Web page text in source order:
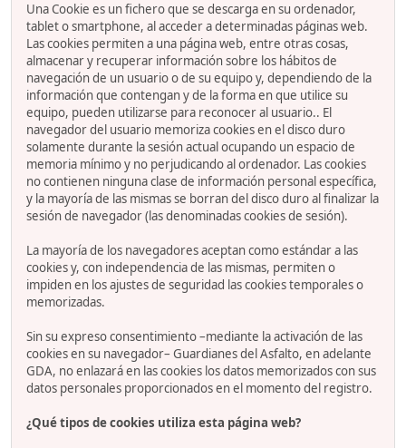
Una Cookie es un fichero que se descarga en su ordenador,
tablet o smartphone, al acceder a determinadas páginas web.
Las cookies permiten a una página web, entre otras cosas,
almacenar y recuperar información sobre los hábitos de
navegación de un usuario o de su equipo y, dependiendo de la
información que contengan y de la forma en que utilice su
equipo, pueden utilizarse para reconocer al usuario.. El
navegador del usuario memoriza cookies en el disco duro
solamente durante la sesión actual ocupando un espacio de
memoria mínimo y no perjudicando al ordenador. Las cookies
no contienen ninguna clase de información personal específica,
y la mayoría de las mismas se borran del disco duro al finalizar la
sesión de navegador (las denominadas cookies de sesión).
La mayoría de los navegadores aceptan como estándar a las
cookies y, con independencia de las mismas, permiten o
impiden en los ajustes de seguridad las cookies temporales o
memorizadas.
Sin su expreso consentimiento –mediante la activación de las
cookies en su navegador– Guardianes del Asfalto, en adelante
GDA, no enlazará en las cookies los datos memorizados con sus
datos personales proporcionados en el momento del registro.
¿Qué tipos de cookies utiliza esta página web?